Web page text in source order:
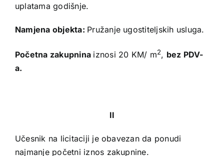
uplatama godišnje.
Namjena objekta: Pružanje ugostiteljskih usluga.
Početna zakupnina iznosi 20 KM/ m2, bez PDV-
a.
II
Učesnik na licitaciji je obavezan da ponudi
najmanje početni iznos zakupnine.